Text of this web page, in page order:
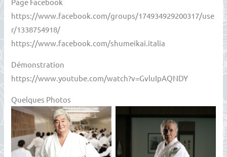
Page Facebook
https://www.facebook.com/groups/174934929200317/use
r/1338754918/
https://www.facebook.com/shumeikai.italia
Démonstration
https://www.youtube.com/watch?v=GvluIpAQNDY
Quelques Photos
Yamada Sensei